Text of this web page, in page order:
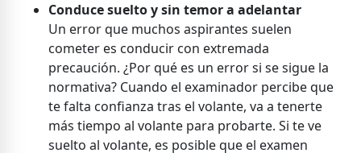
Conduce suelto y sin temor a adelantar
Un error que muchos aspirantes suelen
cometer es conducir con extremada
precaución. ¿Por qué es un error si se sigue la
normativa? Cuando el examinador percibe que
te falta confianza tras el volante, va a tenerte
más tiempo al volante para probarte. Si te ve
suelto al volante, es posible que el examen